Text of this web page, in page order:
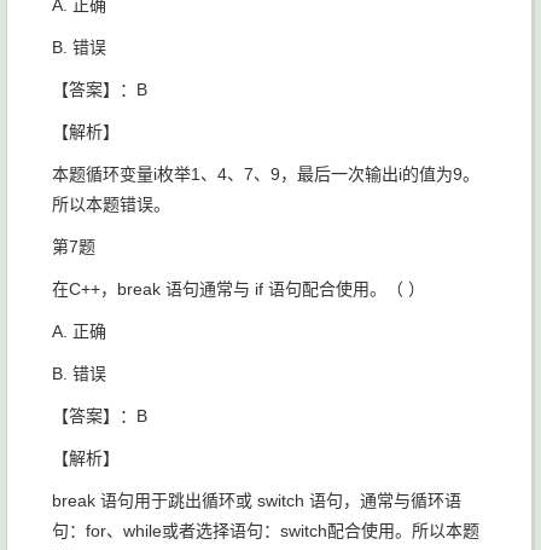
A. 正确
B. 错误
【答案】：B
【解析】
本题循环变量i枚举1、4、7、9，最后一次输出i的值为9。
所以本题错误。
第7题
在C++， break 语句通常与 if 语句配合使用。（ ）
A. 正确
B. 错误
【答案】：B
【解析】
break 语句用于跳出循环或 switch 语句，通常与循环语
句：for、while或者选择语句：switch配合使用。所以本题